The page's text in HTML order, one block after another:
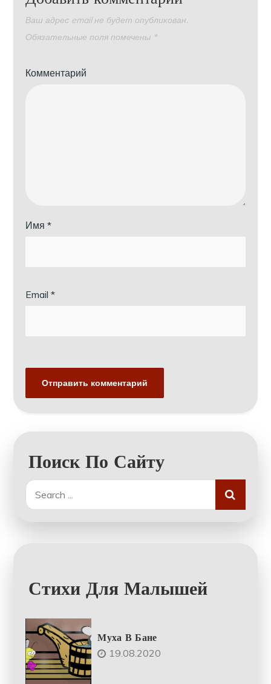
Ваш адрес email не будет опубликован.
Обязательные поля помечены *
Комментарий
Имя*
Email*
Поиск По Сайту
Search
for:
Стихи Для Малышей
Муха В Бане
19.08.2020